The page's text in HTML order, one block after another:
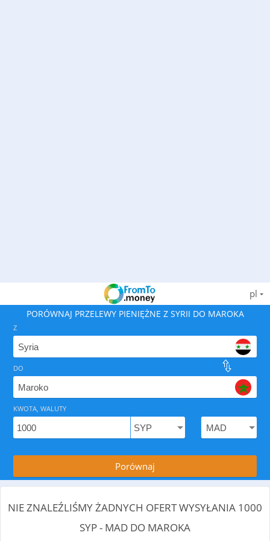
pl
PORÓWNAJ PRZELEWY PIENIĘŻNE Z SYRII DO MAROKA
Znajdź najlepszy sposób, aby wysłać pieniądze z Syrii
Z
DO
KWOTA, WALUTY
Porównaj
NIE ZNALEŹLIŚMY ŻADNYCH OFERT WYSYŁANIA 1000
SYP - MAD DO MAROKA